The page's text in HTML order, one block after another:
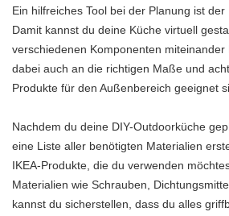
Ein hilfreiches Tool bei der Planung ist der
Damit kannst du deine Küche virtuell
verschiedenen Komponenten
dabei auch an die richtigen Maße und
Produkte für den Außenbereich geeignet
Nachdem du deine DIY-Outdoorküche
eine Liste aller benötigten Materialien
IKEA-Produkte, die du verwenden
Materialien wie Schrauben,
kannst du sicherstellen, dass du alles